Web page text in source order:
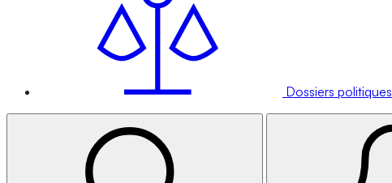
Dossiers politiques